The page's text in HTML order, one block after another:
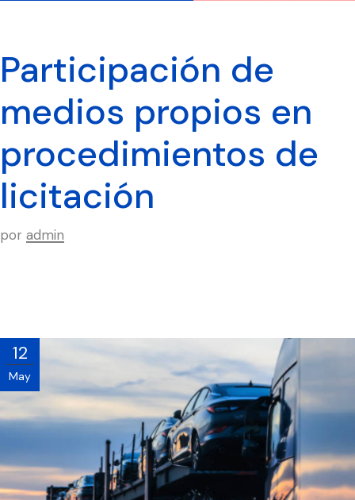
Participación de
medios propios en
procedimientos de
licitación
por admin
12
May